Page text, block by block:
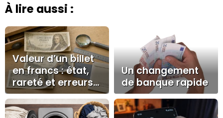
À lire aussi :
Valeur d’un billet
en francs : état,
rareté et erreurs
à éviter avant de
vendre
Un changement
de banque rapide